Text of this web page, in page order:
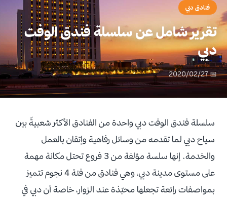
فنادق دبي
تقرير شامل عن سلسلة فندق الوفت
دبي
📅 2020/02/27
سلسلة فندق الوفت دبي واحدة من الفنادق الأكثر شعبيةً بين
سياح دبي لما تقدمه من وسائل رفاهية وإتقان بالعمل
والخدمة. إنها سلسة مؤلفة من 3 فروع تحتل مكانة مهمة
على مستوى مدينة دبي، وهي فنادق من فئة 4 نجوم تتميز
بمواصفات رائعة تجعلها محبّذة عند الزوار، خاصة أن دبي في